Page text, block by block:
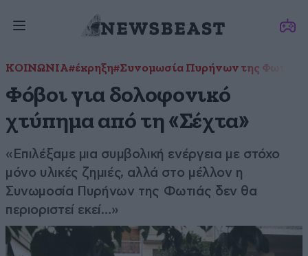
ΚΟΙΝΩΝΙΑ#έκρηξη#Συνομωσία Πυρήνων της Φωτιάς
Φόβοι για δολοφονικό
χτύπημα από τη «Σέχτα»
«Επιλέξαμε μια συμβολική ενέργεια με στόχο
μόνο υλικές ζημιές, αλλά στο μέλλον η
Συνωμοσία Πυρήνων της Φωτιάς δεν θα
περιοριστεί εκεί…»